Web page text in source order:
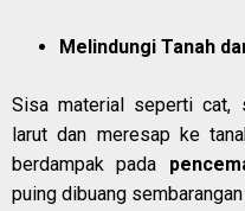
Melindungi Tanah
Sisa material seperti cat,
larut dan meresap ke
berdampak pada
puing dibuang